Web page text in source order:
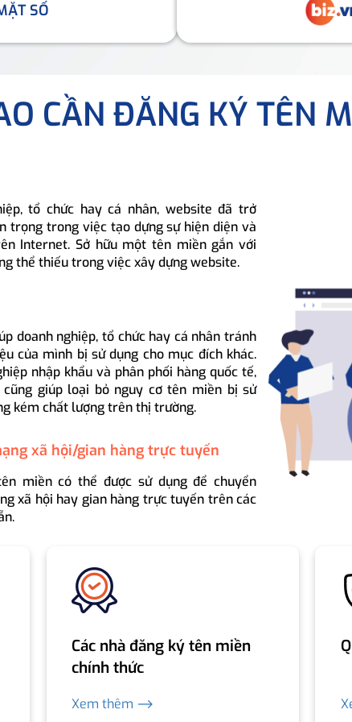
SỐ
CẦN ĐĂNG KÝ TÊN
tổ chức hay cá nhân, website đã trở
trọng trong việc tạo dựng sự hiện diện và
Internet. Sở hữu một tên miền gắn với
thể thiếu trong việc xây dựng website.
doanh nghiệp, tổ chức hay cá nhân tránh
của mình bị sử dụng cho mục đích khác.
nhập khẩu và phân phối hàng quốc tế,
giúp loại bỏ nguy cơ tên miền bị sử
kém chất lượng trên thị trường.
xã hội/gian hàng trực tuyến
miền có thể được sử dụng để chuyển
xã hội hay gian hàng trực tuyến trên các
Các nhà đăng ký tên miền
chính thức
Xem thêm ⟶